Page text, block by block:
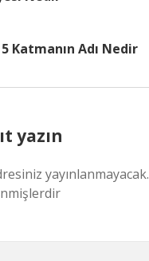
Katmanın Adı Nedir
yazın
yayınlanmayacak.